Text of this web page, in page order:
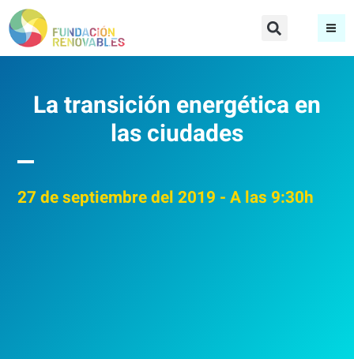
La transición energética en
las ciudades
27 de septiembre del 2019 - A las 9:30h